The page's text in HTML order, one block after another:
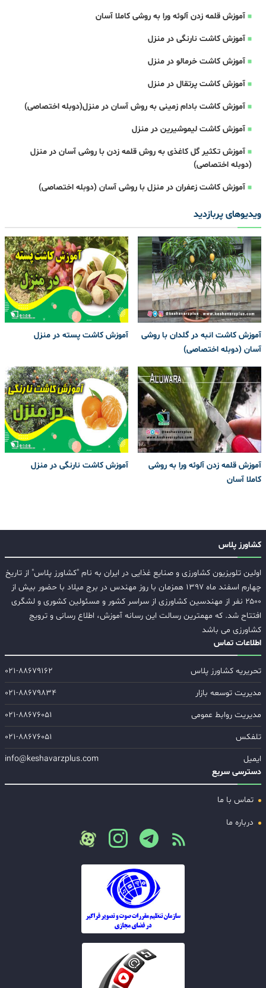
آموزش قلمه زدن آلوئه ورا به روشی کاملا آسان
آموزش کاشت نارنگی در منزل
آموزش کاشت خرمالو در منزل
آموزش کاشت پرتقال در منزل
آموزش کاشت بادام زمینی به روش آسان در منزل(دوبله اختصاصی)
آموزش کاشت لیموشیرین در منزل
آموزش تکثیر گل کاغذی به روش قلمه زدن با روشی آسان در منزل
(دوبله اختصاصی)
آموزش کاشت زعفران در منزل با روشی آسان (دوبله اختصاصی)
ویدیوهای پربازدید
آموزش کاشت انبه در گلدان با روشی
آسان (دوبله اختصاصی)
آموزش کاشت پسته در منزل
آموزش قلمه زدن آلوئه ورا به روشی
کاملا آسان
آموزش کاشت نارنگی در منزل
کشاورز پلاس
اولین تلویزیون کشاورزی و صنایع غذایی در ایران به نام "کشاورز پلاس" از تاریخ
چهارم اسفند ماه ۱۳۹۷ همزمان با روز مهندس در برج میلاد با حضور بیش از
۲۵۰۰ نفر از مهندسین کشاورزی از سراسر کشور و مسئولین کشوری و لشگری
افتتاح شد. که مهمترین رسالت این رسانه آموزش، اطلاع رسانی و ترویج
کشاورزی می باشد
اطلاعات تماس
تحریریه کشاورز پلاس
۰۲۱-۸۸۶۷۹۱۶۲
مدیریت توسعه بازار
۰۲۱-۸۸۶۷۹۸۳۴
مدیریت روابط عمومی
۰۲۱-۸۸۶۷۶۰۵۱
تلفکس
۰۲۱-۸۸۶۷۶۰۵۱
ایمیل
info@keshavarzplus.com
دسترسی سریع
تماس با ما
درباره ما